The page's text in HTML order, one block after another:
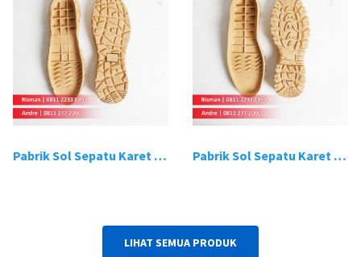
Pabrik Sol Sepatu Karet Bandung 19 Pabrik Sol Sepatu Karet Bandung 20
LIHAT SEMUA PRODUK